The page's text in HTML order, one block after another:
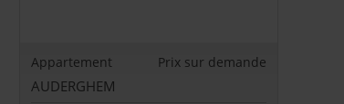
Appartement Prix sur demande
AUDERGHEM